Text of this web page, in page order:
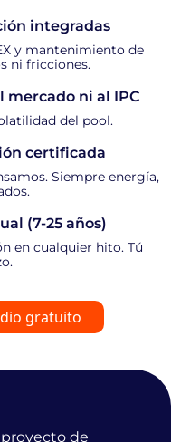
integradas
y mantenimiento de
ni fricciones.
mercado ni al IPC
del pool.
certificada
Siempre energía,
(7-25 años)
en cualquier hito. Tú
gratuito
de